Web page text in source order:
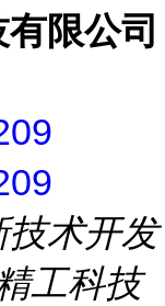
限公司
术开发
工科技